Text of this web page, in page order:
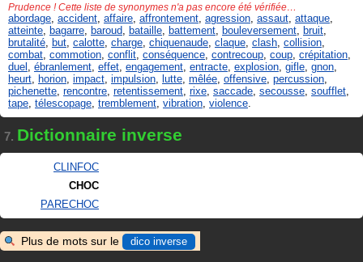
Prudence ! Cette liste de synonymes n'a pas encore été vérifiée…
abordage accident affaire affrontement agression assaut attaque
atteinte bagarre baroud bataille battement bouleversement bruit
brutalité but calotte charge chiquenaude claque clash collision
combat commotion conflit conséquence contrecoup coup crépitation
duel ébranlement effet engagement entracte explosion gifle gnon
heurt horion impact impulsion lutte mêlée offensive percussion
pichenette rencontre retentissement rixe saccade secousse soufflet
tape télescopage tremblement vibration violence
7. Dictionnaire inverse
CLINFOC
CHOC
PARECHOC
Plus de mots sur le dico inverse